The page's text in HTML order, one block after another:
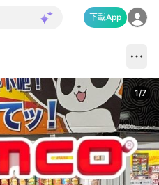
下載App
1/7